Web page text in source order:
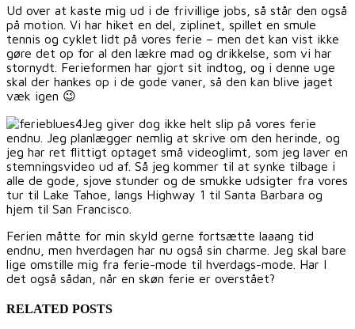
Ud over at kaste mig ud i de frivillige jobs, så står den også
på motion. Vi har hiket en del, ziplinet, spillet en smule
tennis og cyklet lidt på vores ferie – men det kan vist ikke
gøre det op for al den lækre mad og drikkelse, som vi har
stornydt. Ferieformen har gjort sit indtog, og i denne uge
skal der hankes op i de gode vaner, så den kan blive jaget
væk igen 😉
Jeg giver dog ikke helt slip på vores ferie
endnu. Jeg planlægger nemlig at skrive om den herinde, og
jeg har ret flittigt optaget små videoglimt, som jeg laver en
stemningsvideo ud af. Så jeg kommer til at synke tilbage i
alle de gode, sjove stunder og de smukke udsigter fra vores
tur til Lake Tahoe, langs Highway 1 til Santa Barbara og
hjem til San Francisco.
Ferien måtte for min skyld gerne fortsætte laaang tid
endnu, men hverdagen har nu også sin charme. Jeg skal bare
lige omstille mig fra ferie-mode til hverdags-mode. Har I
det også sådan, når en skøn ferie er overstået?
RELATED POSTS